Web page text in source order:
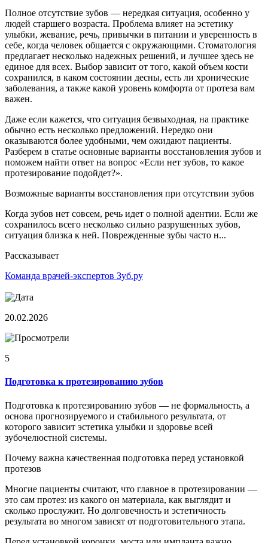
Полное отсутствие зубов — нередкая ситуация, особенно у
людей старшего возраста. Проблема влияет на эстетику
улыбки, жевание, речь, привычки в питании и уверенность в
себе, когда человек общается с окружающими. Стоматология
предлагает несколько надежных решений, и лучшее здесь не
единое для всех. Выбор зависит от того, какой объем кости
сохранился, в каком состоянии десны, есть ли хронические
заболевания, а также какой уровень комфорта от протеза вам
важен.
Даже если кажется, что ситуация безвыходная, на практике
обычно есть несколько предложений. Нередко они
оказываются более удобными, чем ожидают пациенты.
Разберем в статье основные варианты восстановления зубов и
поможем найти ответ на вопрос «Если нет зубов, то какое
протезирование подойдет?».
Возможные варианты восстановления при отсутствии зубов
Когда зубов нет совсем, речь идет о полной адентии. Если же
сохранилось всего несколько сильно разрушенных зубов,
ситуация близка к ней. Поврежденные зубы часто н...
Рассказывает
Команда врачей-экспертов Зуб.ру
20.02.2026
5
Подготовка к протезированию зубов
Подготовка к протезированию зубов — не формальность, а
основа прогнозируемого и стабильного результата, от
которого зависит эстетика улыбки и здоровье всей
зубочелюстной системы.
Почему важна качественная подготовка перед установкой
протезов
Многие пациенты считают, что главное в протезировании —
это сам протез: из какого он материала, как выглядит и
сколько прослужит. Но долговечность и эстетичность
результата во многом зависят от подготовительного этапа.